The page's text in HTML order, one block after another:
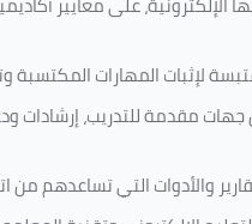
لإثبات المهارات المكتسبة
مقدمة للتدريب، إرشادات
والأدوات التي تساعدهم من